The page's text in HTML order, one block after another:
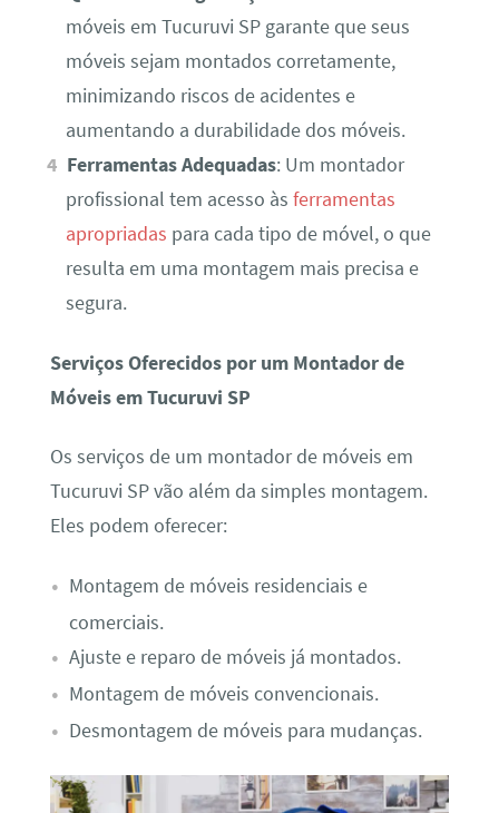
móveis em Tucuruvi SP garante que seus
móveis sejam montados corretamente,
minimizando riscos de acidentes e
aumentando a durabilidade dos móveis.
Ferramentas Adequadas: Um montador
profissional tem acesso às ferramentas
apropriadas para cada tipo de móvel, o que
resulta em uma montagem mais precisa e
segura.
Serviços Oferecidos por um Montador de
Móveis em Tucuruvi SP
Os serviços de um montador de móveis em
Tucuruvi SP vão além da simples montagem.
Eles podem oferecer:
Montagem de móveis residenciais e
comerciais.
Ajuste e reparo de móveis já montados.
Montagem de móveis convencionais.
Desmontagem de móveis para mudanças.